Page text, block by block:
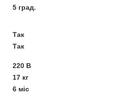
5 град.
Так
Так
220 В
17 кг
6 міс